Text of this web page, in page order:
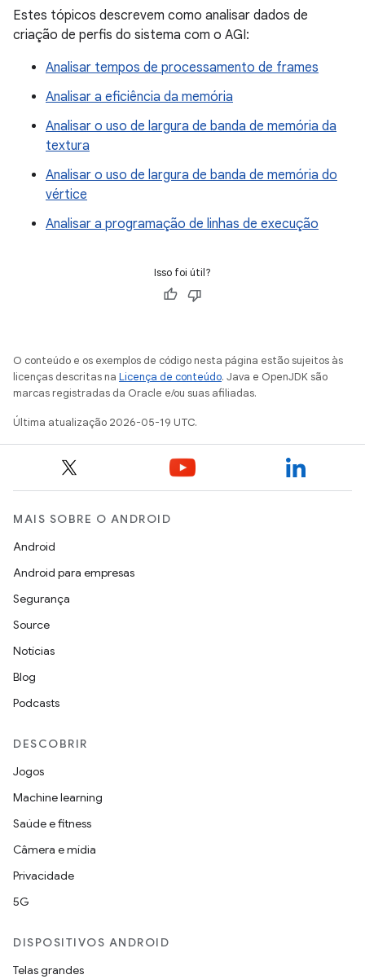
Estes tópicos descrevem como analisar dados de
criação de perfis do sistema com o AGI:
Analisar tempos de processamento de frames
Analisar a eficiência da memória
Analisar o uso de largura de banda de memória da
textura
Analisar o uso de largura de banda de memória do
vértice
Analisar a programação de linhas de execução
Isso foi útil?
O conteúdo e os exemplos de código nesta página estão sujeitos às
licenças descritas na Licença de conteúdo. Java e OpenJDK são
marcas registradas da Oracle e/ou suas afiliadas.
Última atualização 2026-05-19 UTC.
MAIS SOBRE O ANDROID
Android
Android para empresas
Segurança
Source
Notícias
Blog
Podcasts
DESCOBRIR
Jogos
Machine learning
Saúde e fitness
Câmera e mídia
Privacidade
5G
DISPOSITIVOS ANDROID
Telas grandes